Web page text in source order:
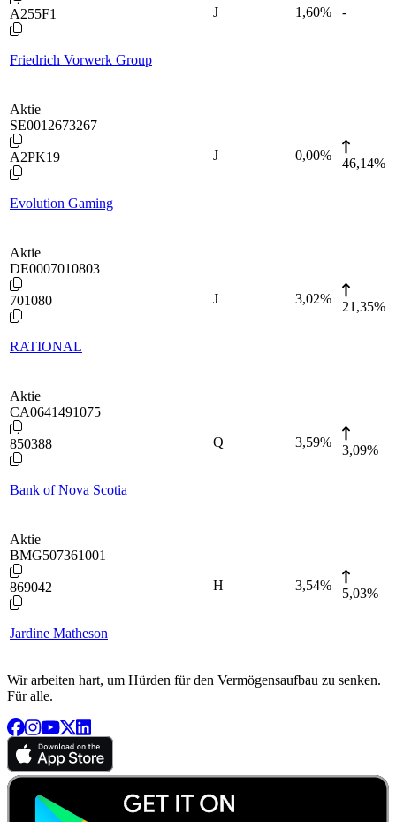
A255F1
Friedrich Vorwerk Group
J 1,60% -
Aktie
SE0012673267
A2PK19
Evolution Gaming
J 0,00%
46,14%
Aktie
DE0007010803
701080
RATIONAL
J 3,02%
21,35%
Aktie
CA0641491075
850388
Bank of Nova Scotia
Q 3,59%
3,09%
Aktie
BMG507361001
869042
Jardine Matheson
H 3,54%
5,03%
Wir arbeiten hart, um Hürden für den Vermögensaufbau zu senken.
Für alle.